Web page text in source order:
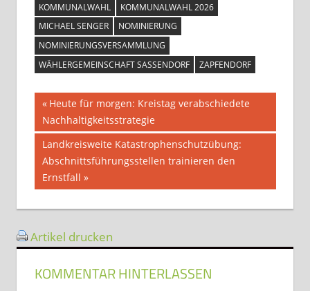
KOMMUNALWAHL
KOMMUNALWAHL 2026
MICHAEL SENGER
NOMINIERUNG
NOMINIERUNGSVERSAMMLUNG
WÄHLERGEMEINSCHAFT SASSENDORF
ZAPFENDORF
Beitragsnavigation
Vorheriger
Beitrag:
Heute für morgen: Kreistag verabschiedete
Nachhaltigkeitsstrategie
Nächster
Beitrag:
Landkreisweite Katastrophenschutzübung:
Abschnittsführungsstellen trainieren den
Ernstfall
Artikel drucken
KOMMENTAR HINTERLASSEN